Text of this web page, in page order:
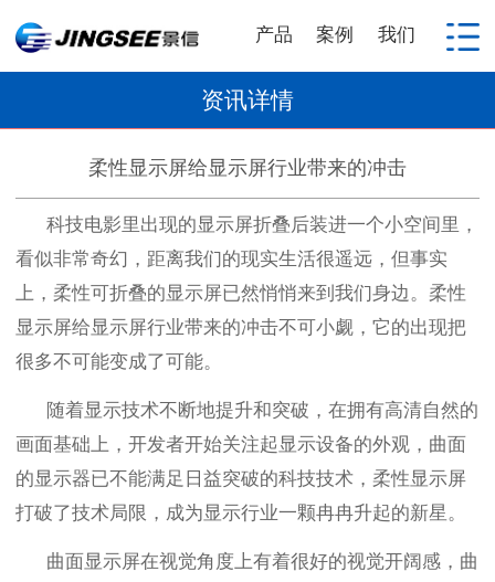
产品 案例 我们
资讯详情
柔性显示屏给显示屏行业带来的冲击
科技电影里出现的显示屏折叠后装进一个小空间里，
看似非常奇幻，距离我们的现实生活很遥远，但事实
上，柔性可折叠的显示屏已然悄悄来到我们身边。柔性
显示屏给显示屏行业带来的冲击不可小觑，它的出现把
很多不可能变成了可能。
随着显示技术不断地提升和突破，在拥有高清自然的
画面基础上，开发者开始关注起显示设备的外观，曲面
的显示器已不能满足日益突破的科技技术，柔性显示屏
打破了技术局限，成为显示行业一颗冉冉升起的新星。
曲面显示屏在视觉角度上有着很好的视觉开阔感，曲